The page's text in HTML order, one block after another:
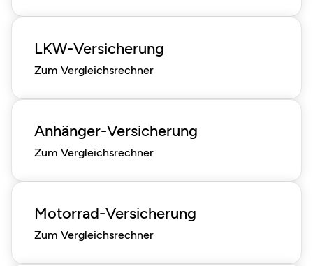
LKW-Versicherung
Zum Vergleichsrechner
Anhänger-Versicherung
Zum Vergleichsrechner
Motorrad-Versicherung
Zum Vergleichsrechner